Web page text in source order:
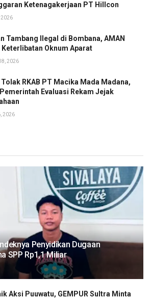
Ketenagakerjaan PT Hillcon
2026
Tambang Ilegal di Bombana, AMAN
Oknum Aparat
2026
Tolak RKAB PT Macika Mada Madana,
Evaluasi Rekam Jejak
2026
Penyidikan Dugaan
SPP Rp1,1 Miliar
Aksi Puuwatu, GEMPUR Sultra Minta